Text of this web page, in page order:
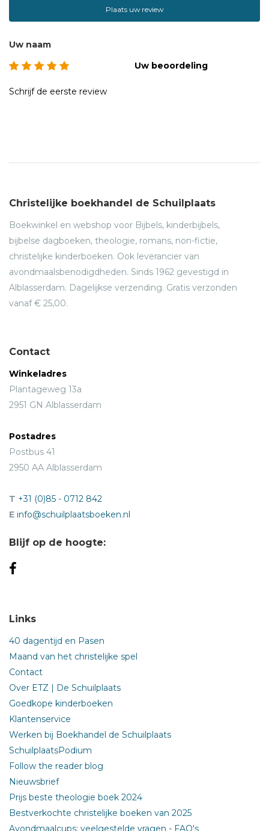
Plaats uw review
Uw naam
Uw beoordeling
Schrijf de eerste review
Christelijke boekhandel de Schuilplaats
Boekwinkel en webshop voor Bijbels, kinderbijbels,
bijbelse dagboeken, theologie, romans, non-fictie,
christelijke kinderboeken. Ook leverancier van
avondmaalsbenodigdheden. Sinds 1962 gevestigd in
Alblasserdam. Dagelijkse verzending. Gratis verzonden
vanaf € 25,00.
Contact
Winkeladres
Plantageweg 13a
2951 GN Alblasserdam
Postadres
Postbus 41
2950 AA Alblasserdam
T +31 (0)85 - 0712 842
E info@schuilplaatsboeken.nl
Blijf op de hoogte:
Links
40 dagentijd en Pasen
Maand van het christelijke spel
Contact
Over ETZ | De Schuilplaats
Goedkope kinderboeken
Klantenservice
Werken bij Boekhandel de Schuilplaats
SchuilplaatsPodium
Follow the reader blog
Nieuwsbrief
Prijs beste theologie boek 2024
Bestverkochte christelijke boeken van 2025
Avondmaalcups: veelgestelde vragen - FAQ's